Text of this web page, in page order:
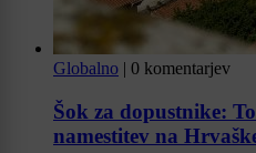
Globalno | 0 komentarjev
Šok za dopustnike:
namestitev na